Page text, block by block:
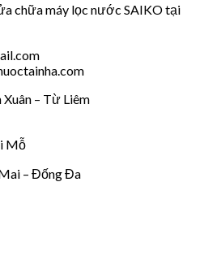
chữa máy lọc nước SAIKO tại
– Từ Liêm
Mỗ
– Đống Đa